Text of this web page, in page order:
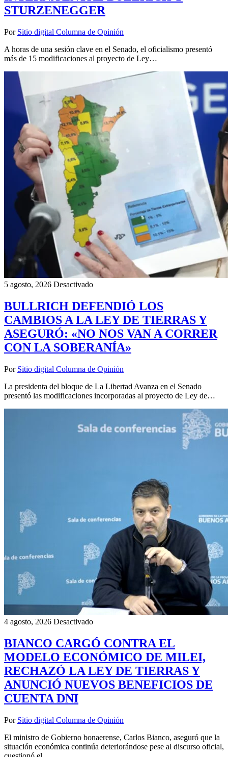
STURZENEGGER
Por Sitio digital Columna de Opinión
A horas de una sesión clave en el Senado, el oficialismo presentó
más de 15 modificaciones al proyecto de Ley…
5 agosto, 2026 Desactivado
BULLRICH DEFENDIÓ LOS
CAMBIOS A LA LEY DE TIERRAS Y
ASEGURÓ: «NO NOS VAN A CORRER
CON LA SOBERANÍA»
Por Sitio digital Columna de Opinión
La presidenta del bloque de La Libertad Avanza en el Senado
presentó las modificaciones incorporadas al proyecto de Ley de…
4 agosto, 2026 Desactivado
BIANCO CARGÓ CONTRA EL
MODELO ECONÓMICO DE MILEI,
RECHAZÓ LA LEY DE TIERRAS Y
ANUNCIÓ NUEVOS BENEFICIOS DE
CUENTA DNI
Por Sitio digital Columna de Opinión
El ministro de Gobierno bonaerense, Carlos Bianco, aseguró que la
situación económica continúa deteriorándose pese al discurso oficial,